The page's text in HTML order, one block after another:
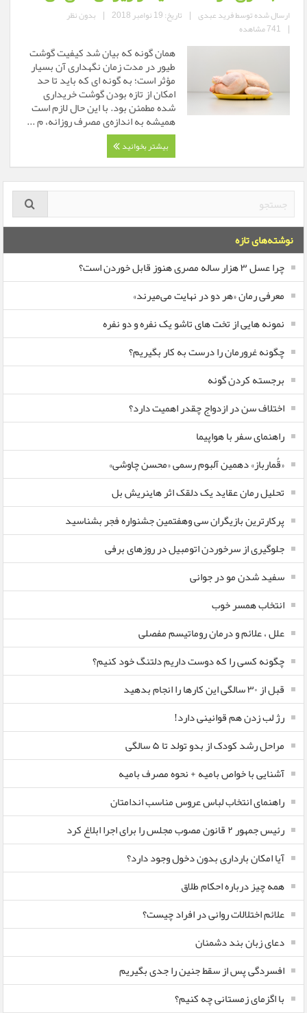
ارسال شده توسطفرید عبدی | تاریخ: 19 نوامبر 2018 | بدون نظر
| 741 مشاهده
همان گونه كه بیان شد كیفیت گوشت
طیور در مدت زمان نگهداری آن بسیار
مؤثر است؛ به گونه ای كه باید تا حد
امكان از تازه بودن گوشت خریداری
شده مطمئن بود. با این حال لازم است
همیشه به اندازه‌ی مصرف روزانه، م ...
بیشتر بخوانید
نوشته‌های تازه
چرا عسل ۳ هزار ساله‌ مصری هنوز قابل خوردن است؟
معرفی رمان «هر دو در نهایت می‌میرند»
نمونه هایی از تخت های تاشو یک نفره و دو نفره
چگونه غرورمان را درست به کار بگیریم؟
برجسته کردن گونه
اختلاف سن در ازدواج چقدر اهمیت دارد؟
راهنمای سفر با هواپیما
«قُمارباز» دهمین آلبوم رسمی «محسن چاوشی»
تحلیل رمان عقاید یک دلقک اثر هاینریش بل
پرکارترین بازیگران سی وهفتمین جشنواره فجر بشناسید
جلوگیری از سرخوردن اتومبیل در روزهای برفی
سفید شدن مو در جوانی
انتخاب همسر خوب
علل ، علائم و درمان روماتیسم مفصلی
چگونه کسی را که دوست داریم دلتنگ خود کنیم؟
قبل از ۳۰ سالگی این کارها را انجام بدهید
رژ لب زدن هم قوانینی دارد!
مراحل رشد کودک از بدو تولد تا ۵ سالگی
آشنایی با خواص بامیه + نحوه مصرف بامیه
راهنمای انتخاب لباس عروس مناسب اندامتان
رئیس جمهور ۲ قانون مصوب مجلس را برای اجرا ابلاغ کرد
آیا امکان بارداری بدون دخول وجود دارد؟
همه چیز درباره احکام طلاق
علائم اختلالات روانی در افراد چیست؟
دعای زبان بند دشمنان
افسردگی پس از سقط جنین را جدی بگیریم
با اگزمای زمستانی چه کنیم؟